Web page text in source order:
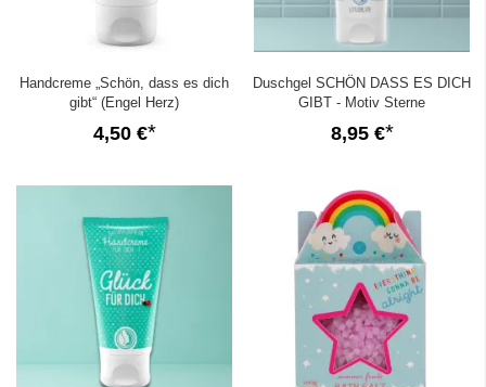
Handcreme „Schön, dass es dich
gibt“ (Engel Herz)
4,50 €
Duschgel SCHÖN DASS ES DICH
GIBT - Motiv Sterne
8,95 €